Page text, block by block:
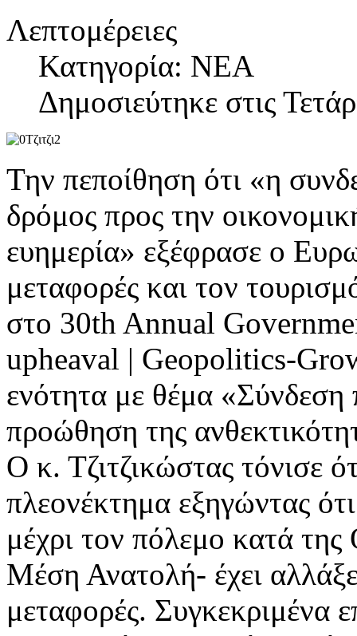
Λεπτομέρειες
Κατηγορία: ΝΕΑ
Δημοσιεύτηκε στις
Την πεποίθηση ότι «η
δρόμος προς την
ευημερία» εξέφρασε ο
μεταφορές και τον
στο 30th Annual
upheaval | Geopolitics-
ενότητα με θέμα
προώθηση της
Ο κ. Τζιτζικώστας τόνισε
πλεονέκτημα εξηγώντας
μέχρι τον πόλεμο κατά
Μέση Ανατολή- έχει
μεταφορές. Συγκεκριμένα